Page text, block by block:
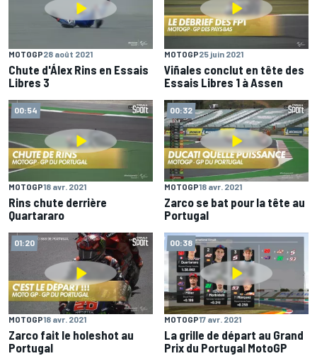
MOTOGP28 août 2021
Chute d'Álex Rins en Essais
Libres 3
MOTOGP25 juin 2021
Viñales conclut en tête des
Essais Libres 1 à Assen
00:54
MOTOGP18 avr. 2021
Rins chute derrière
Quartararo
00:32
MOTOGP18 avr. 2021
Zarco se bat pour la tête au
Portugal
01:20
MOTOGP18 avr. 2021
Zarco fait le holeshot au
Portugal
00:38
MOTOGP17 avr. 2021
La grille de départ au Grand
Prix du Portugal MotoGP